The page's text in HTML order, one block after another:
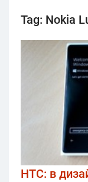
Tag: Nokia
HTC: в